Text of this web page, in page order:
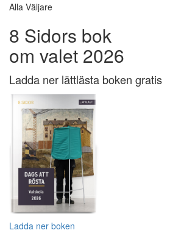
Alla Väljare
8 Sidors bok
om valet 2026
Ladda ner lättlästa boken gratis
Ladda ner boken